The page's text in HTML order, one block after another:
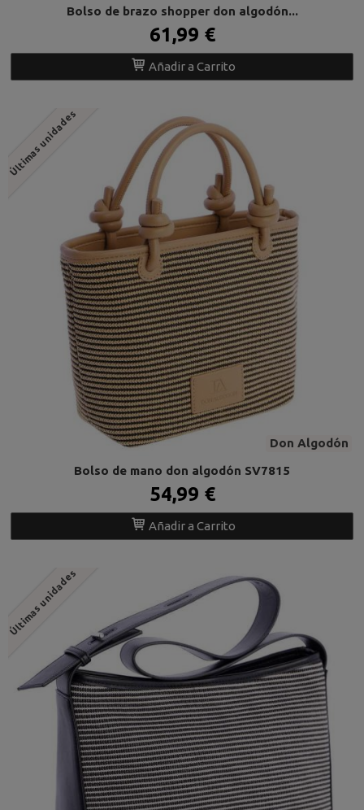
Bolso de brazo shopper don algodón...
61,99 €
Añadir a Carrito
Últimas unidades
Don Algodón
Bolso de mano don algodón SV7815
54,99 €
Añadir a Carrito
Últimas unidades